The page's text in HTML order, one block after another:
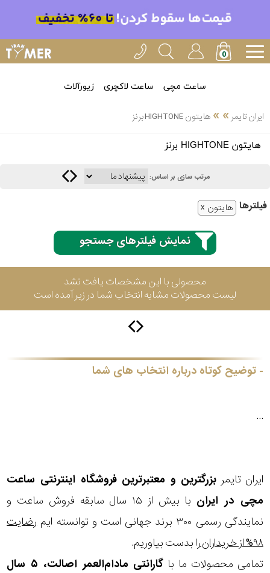
ساعت مچی ساعت لاکچری زیورآلات
ایران تایمر »
» هایتون HIGHTONE برنز
هایتون HIGHTONE برنز
مرتب سازی بر اساس:
فیلتر‌ها هایتون
نمایش فیلترهای جستجو
محصولی با این مشخصات یافت نشد
لیست محصولات مشابه انتخاب شما در زیر آمده است
توضیح کوتاه درباره انتخاب های شما
...
ایران تایمر بزرگترین و معتبرترین فروشگاه اینترنتی ساعت
مچی در ایران
با بیش از ۱۵ سال سابقه فروش ساعت و
نمایندگی رسمی ۳۰۰ برند جهانی است و توانسته ایم
رضایت
۹۸% از خریداران
را بدست بیاوریم.
تمامی محصولات ما با
گارانتی مادام‌العمر اصالت، ۵ سال
انتخاب
بین 3
3
پی
باتری
هایتون
بیشتر...
نوع
محصول
جنس
بکاررفته